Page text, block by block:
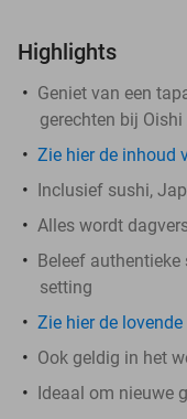
Highlights
Geniet van een
gerechten bij
Zie hierde inhoud
Inclusief sushi,
Alles wordt
Beleef
setting
Zie hier de
Ook geldig in het
Ideaal om nieuwe